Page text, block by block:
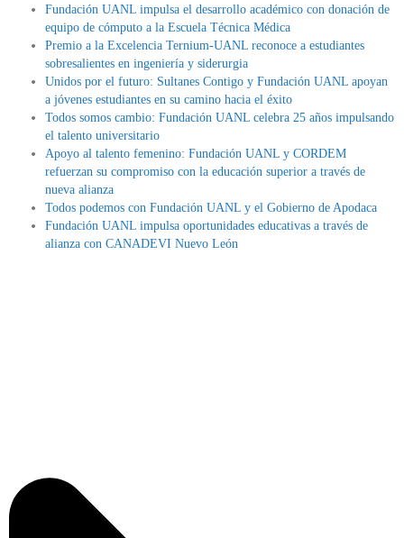
Fundación UANL impulsa el desarrollo académico con donación de
equipo de cómputo a la Escuela Técnica Médica
Premio a la Excelencia Ternium-UANL reconoce a estudiantes
sobresalientes en ingeniería y siderurgia
Unidos por el futuro: Sultanes Contigo y Fundación UANL apoyan
a jóvenes estudiantes en su camino hacia el éxito
Todos somos cambio: Fundación UANL celebra 25 años impulsando
el talento universitario
Apoyo al talento femenino: Fundación UANL y CORDEM
refuerzan su compromiso con la educación superior a través de
nueva alianza
Todos podemos con Fundación UANL y el Gobierno de Apodaca
Fundación UANL impulsa oportunidades educativas a través de
alianza con CANADEVI Nuevo León